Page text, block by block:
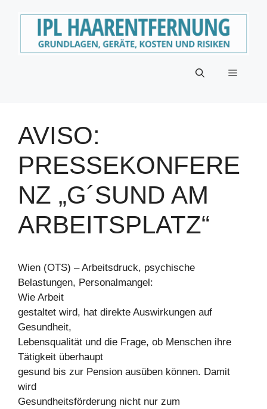
Menü
AVISO:
PRESSEKONFERE
NZ „G´SUND AM
ARBEITSPLATZ“
Wien (OTS) – Arbeitsdruck, psychische
Belastungen, Personalmangel:
Wie Arbeit
gestaltet wird, hat direkte Auswirkungen auf
Gesundheit,
Lebensqualität und die Frage, ob Menschen ihre
Tätigkeit überhaupt
gesund bis zur Pension ausüben können. Damit
wird
Gesundheitsförderung nicht nur zum